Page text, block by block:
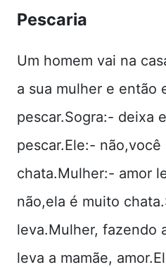
Pescaria
Um homem vai na
a sua mulher e então
pescar.Sogra:- deixa
pescar.Ele:- não,você
chata.Mulher:- amor
não,ela é muito
leva.Mulher, fazendo
leva a mamãe,